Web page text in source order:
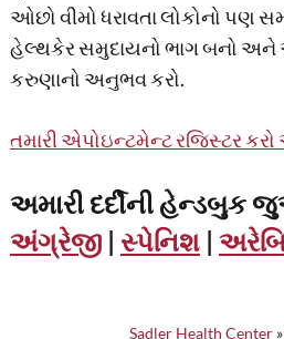
ઓછો વીમો ધરાવતા લોકોનો પણ
હેલ્થકેર સમુદાયનો ભાગ બનો
કરુણાનો અનુભવ કરો.
તમારી એપોઇન્ટમેન્ટ રજિસ્ટર
અમારી દર્દીની હેન્ડબુક
અંગ્રેજી| સ્પેનિશ|
Sadler Health Center